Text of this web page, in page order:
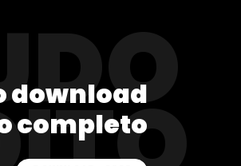
download
completo